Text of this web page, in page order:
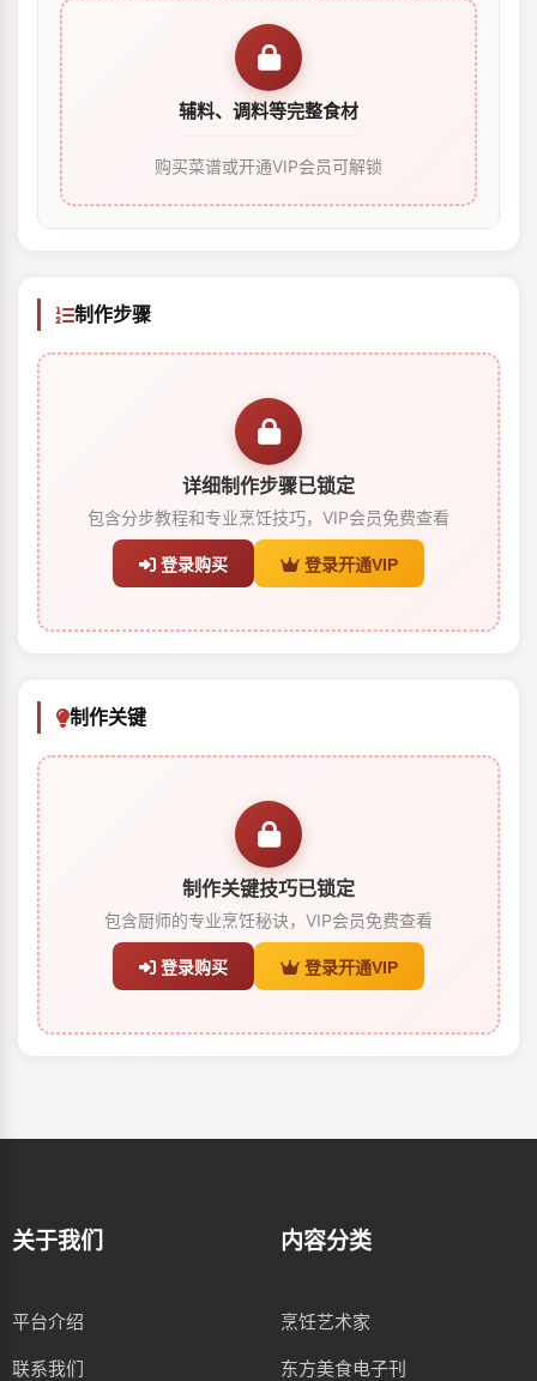
辅料、调料等完整食材
购买菜谱或开通VIP会员可解锁
制作步骤
详细制作步骤已锁定
包含分步教程和专业烹饪技巧，VIP会员免费查看
登录购买 登录开通VIP
制作关键
制作关键技巧已锁定
包含厨师的专业烹饪秘诀，VIP会员免费查看
登录购买 登录开通VIP
关于我们
平台介绍
联系我们
内容分类
烹饪艺术家
东方美食电子刊